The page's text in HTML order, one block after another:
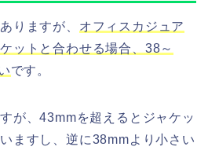
りますが、 オフィスカジュア
ットと合わせる場合、38～
です。
が、43mmを超えるとジャケッ
ますし、逆に38mmより小さい